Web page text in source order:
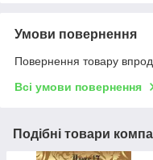
Умови повернення
Повернення товару
Всі умови повернення
Подібні товари